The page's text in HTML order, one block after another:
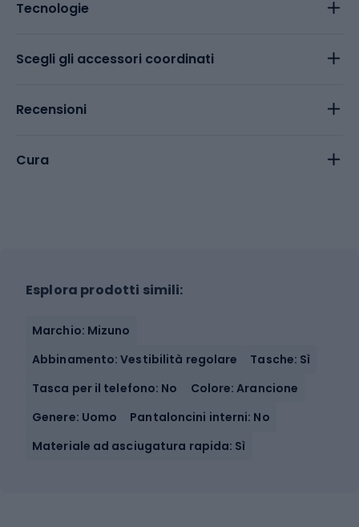
Tecnologie
Scegli gli accessori coordinati
Recensioni
Cura
Esplora prodotti simili:
Marchio: Mizuno
Abbinamento: Vestibilità regolare
Tasche: Sì
Tasca per il telefono: No
Colore: Arancione
Genere: Uomo
Pantaloncini interni: No
Materiale ad asciugatura rapida: Sì